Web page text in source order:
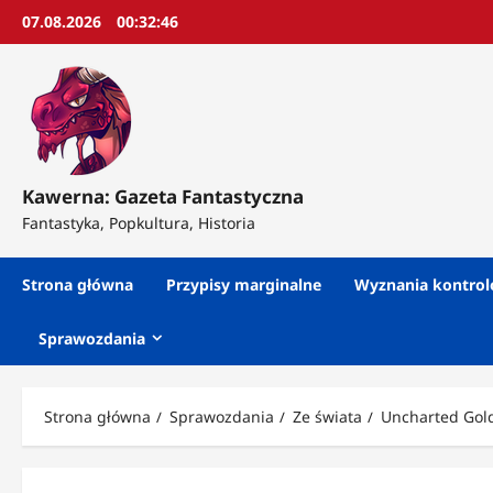
Przejdź
07.08.2026 00:32:47
Kawerna: Gazeta Fantastyczna
Fantastyka, Popkultura, Historia
Strona główna Przypisy marginalne Wyznania
Sprawozdania
Strona główna Sprawozdania Ze świata Uncharted